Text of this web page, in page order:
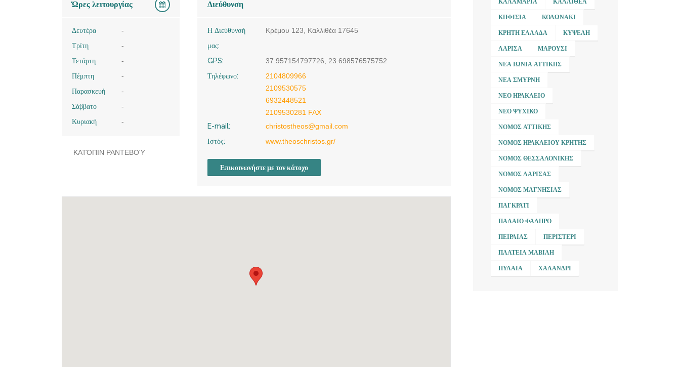
Ώρες λειτουργίας
Δευτέρα
-
Τρίτη
-
Τετάρτη
-
Πέμπτη
-
Παρασκευή
-
Σάββατο
-
Κυριακή
-
ΚΑΤΌΠΙΝ ΡΑΝΤΕΒΟΎ
Διεύθυνση
Η Διεύθυνσή
μας:
Κρέμου 123, Καλλιθέα 17645
GPS:
37.957154797726, 23.698576575752
Τηλέφωνο:
2104809966
2109530575
6932448521
2109530281 FAX
E-mail:
christostheos@gmail.com
Ιστός:
www.theoschristos.gr/
Επικοινωνήστε με τον κάτοχο
ΚΑΛΑΜΑΡΙΆ ΚΑΛΛΙΘΈΑ
ΚΗΦΙΣΙΆ ΚΟΛΩΝΆΚΙ
ΚΡΉΤΗ ΕΛΛΆΔΑ ΚΥΨΈΛΗ
ΛΆΡΙΣΑ ΜΑΡΟΎΣΙ
ΝΈΑ ΙΩΝΊΑ ΑΤΤΙΚΉΣ
ΝΈΑ ΣΜΎΡΝΗ
ΝΈΟ ΗΡΆΚΛΕΙΟ
ΝΈΟ ΨΥΧΙΚΌ
ΝΟΜΌΣ ΑΤΤΙΚΉΣ
ΝΟΜΌΣ ΗΡΑΚΛΕΊΟΥ ΚΡΉΤΗΣ
ΝΟΜΌΣ ΘΕΣΣΑΛΟΝΊΚΗΣ
ΝΟΜΌΣ ΛΆΡΙΣΑΣ
ΝΟΜΌΣ ΜΑΓΝΗΣΊΑΣ
ΠΑΓΚΡΆΤΙ
ΠΑΛΑΙΌ ΦΆΛΗΡΟ
ΠΕΙΡΑΙΆΣ ΠΕΡΙΣΤΈΡΙ
ΠΛΑΤΕΊΑ ΜΑΒΊΛΗ
ΠΥΛΑΊΑ ΧΑΛΆΝΔΡΙ